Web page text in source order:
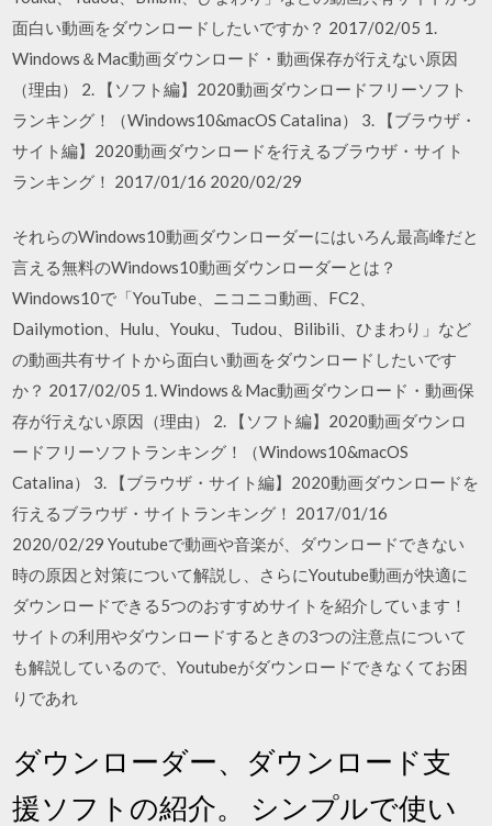
面白い動画をダウンロードしたいですか？ 2017/02/05 1.
Windows＆Mac動画ダウンロード・動画保存が行えない原因
（理由） 2. 【ソフト編】2020動画ダウンロードフリーソフト
ランキング！（Windows10&macOS Catalina） 3. 【ブラウザ・
サイト編】2020動画ダウンロードを行えるブラウザ・サイト
ランキング！ 2017/01/16 2020/02/29
それらのWindows10動画ダウンローダーにはいろん最高峰だと
言える無料のWindows10動画ダウンローダーとは？
Windows10で「YouTube、ニコニコ動画、FC2、
Dailymotion、Hulu、Youku、Tudou、Bilibili、ひまわり」など
の動画共有サイトから面白い動画をダウンロードしたいです
か？ 2017/02/05 1. Windows＆Mac動画ダウンロード・動画保
存が行えない原因（理由） 2. 【ソフト編】2020動画ダウンロ
ードフリーソフトランキング！（Windows10&macOS
Catalina） 3. 【ブラウザ・サイト編】2020動画ダウンロードを
行えるブラウザ・サイトランキング！ 2017/01/16
2020/02/29 Youtubeで動画や音楽が、ダウンロードできない
時の原因と対策について解説し、さらにYoutube動画が快適に
ダウンロードできる5つのおすすめサイトを紹介しています！
サイトの利用やダウンロードするときの3つの注意点について
も解説しているので、Youtubeがダウンロードできなくてお困
りであれ
ダウンローダー、ダウンロード支
援ソフトの紹介。 シンプルで使い